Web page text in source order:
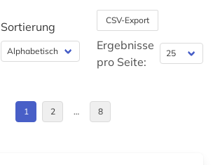
bodenkunde (1)
brandschutz (2)
brennstoffe (1)
Schweiz (4)
Sortierung CSV-Export
Ergebnisse
pro Seite:
1 2 … 8